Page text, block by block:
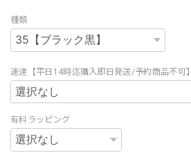
種類
速達【平日14時迄購入即日発送/予約商品不可】
有料ラッピング